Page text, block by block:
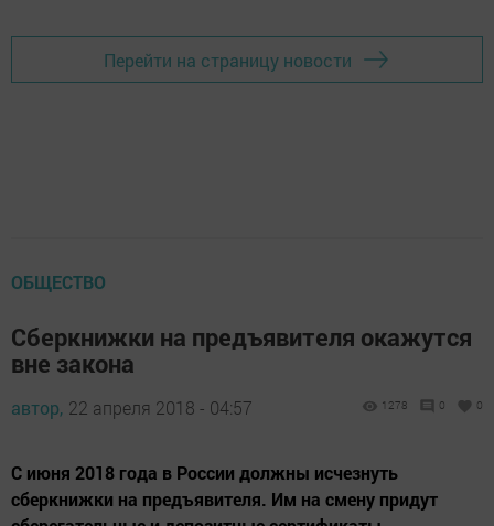
Перейти на страницу новости
ОБЩЕСТВО
Сберкнижки на предъявителя окажутся
вне закона
автор, 22 апреля 2018 - 04:57 1278 0 0
С июня 2018 года в России должны исчезнуть
сберкнижки на предъявителя. Им на смену придут